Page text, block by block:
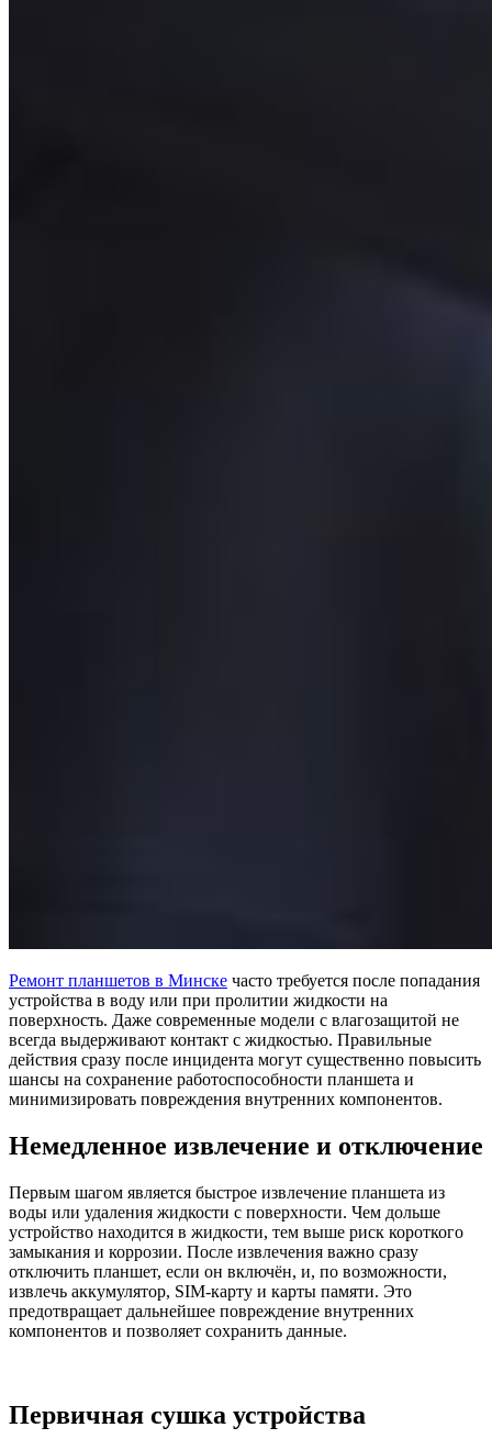
Ремонт планшетов в Минске часто требуется после попадания
устройства в воду или при пролитии жидкости на
поверхность. Даже современные модели с влагозащитой не
всегда выдерживают контакт с жидкостью. Правильные
действия сразу после инцидента могут существенно повысить
шансы на сохранение работоспособности планшета и
минимизировать повреждения внутренних компонентов.
Немедленное извлечение и отключение
Первым шагом является быстрое извлечение планшета из
воды или удаления жидкости с поверхности. Чем дольше
устройство находится в жидкости, тем выше риск короткого
замыкания и коррозии. После извлечения важно сразу
отключить планшет, если он включён, и, по возможности,
извлечь аккумулятор, SIM-карту и карты памяти. Это
предотвращает дальнейшее повреждение внутренних
компонентов и позволяет сохранить данные.
Первичная сушка устройства